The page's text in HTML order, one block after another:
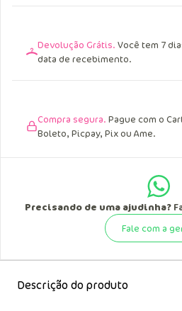
Devolução Grátis. Você tem 7
data de recebimento.
Compra segura. Pague com o
Boleto, Picpay, Pix ou Ame.
Precisando de uma ajudinha?
Fale com a
Descrição do produto